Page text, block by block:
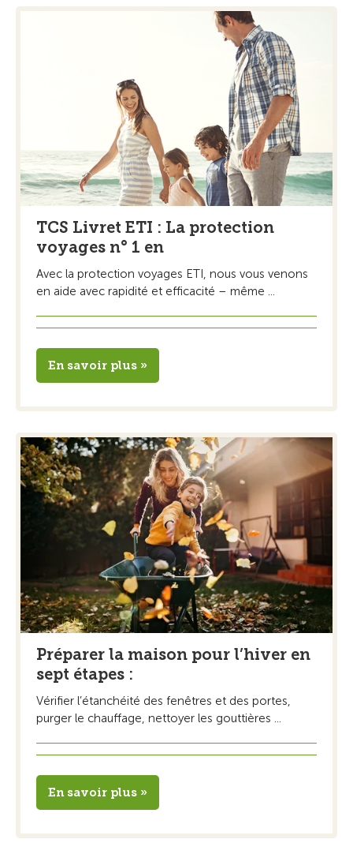
TCS Livret ETI : La protection
voyages n° 1 en
Avec la protection voyages ETI, nous vous venons
en aide avec rapidité et efficacité – même ...
En savoir plus »
Préparer la maison pour l’hiver en
sept étapes :
Vérifier l’étanchéité des fenêtres et des portes,
purger le chauffage, nettoyer les gouttières ...
En savoir plus »